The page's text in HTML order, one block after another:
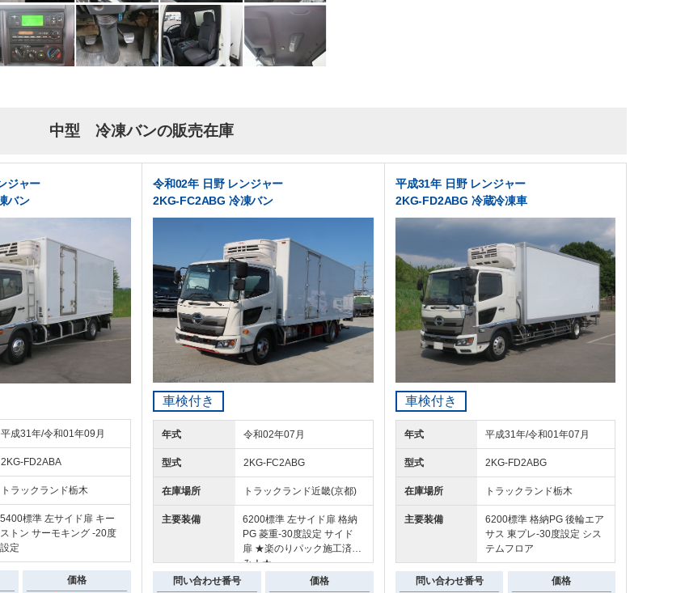
中型 冷凍バンの販売在庫
ジャー
バン
平成31年/令和01年09月
2KG-FD2ABA
トラックランド栃木
5400標準 左サイド扉 キー
ストン サーモキング -20度
設定
価格
令和02年 日野 レンジャー
2KG-FC2ABG 冷凍バン
車検付き
年式 令和02年07月
型式 2KG-FC2ABG
在庫場所 トラックランド近畿(京都)
主要装備
6200標準 左サイド扉 格納
PG 菱重-30度設定 サイド
扉 ★楽のりパック施工済
み！★
問い合わせ番号
価格
平成31年 日野 レンジャー
2KG-FD2ABG 冷蔵冷凍車
車検付き
年式 平成31年/令和01年07月
型式 2KG-FD2ABG
在庫場所 トラックランド栃木
主要装備
6200標準 格納PG 後輪エア
サス 東プレ-30度設定 シス
テムフロア
問い合わせ番号 価格